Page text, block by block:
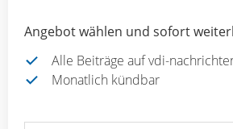
Angebot wählen und sofort
Alle Beiträge auf vdi-
Monatlich kündbar